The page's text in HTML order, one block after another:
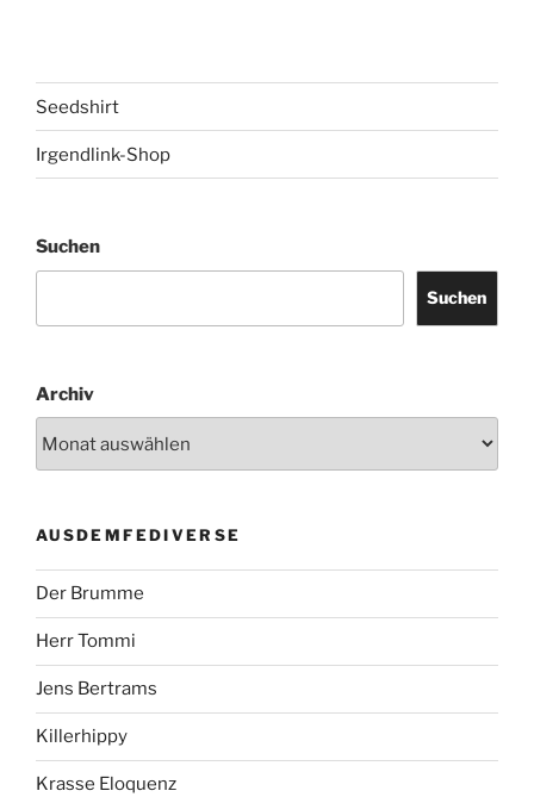
Seedshirt
Irgendlink-Shop
Suchen
Suchen
Archiv
AUSDEMFEDIVERSE
Der Brumme
Herr Tommi
Jens Bertrams
Killerhippy
Krasse Eloquenz